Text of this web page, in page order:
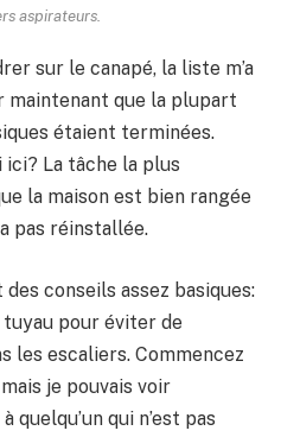
aspirateurs.
sur le canapé, la liste m’a
maintenant que la plupart
étaient terminées.
ici? La tâche la plus
la maison est bien rangée
pas réinstallée.
conseils assez basiques:
tuyau pour éviter de
les escaliers. Commencez
je pouvais voir
qui n’est pas